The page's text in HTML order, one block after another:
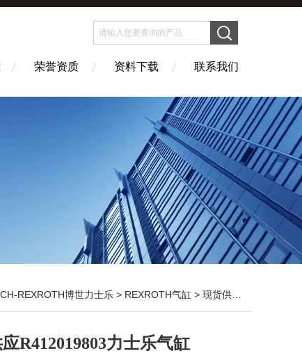
荣誉资质 资料下载 联系我们
REXROTH博世力士乐 > REXROTH气缸 > 现货供应R412019803力士乐气缸
应R412019803力士乐气缸